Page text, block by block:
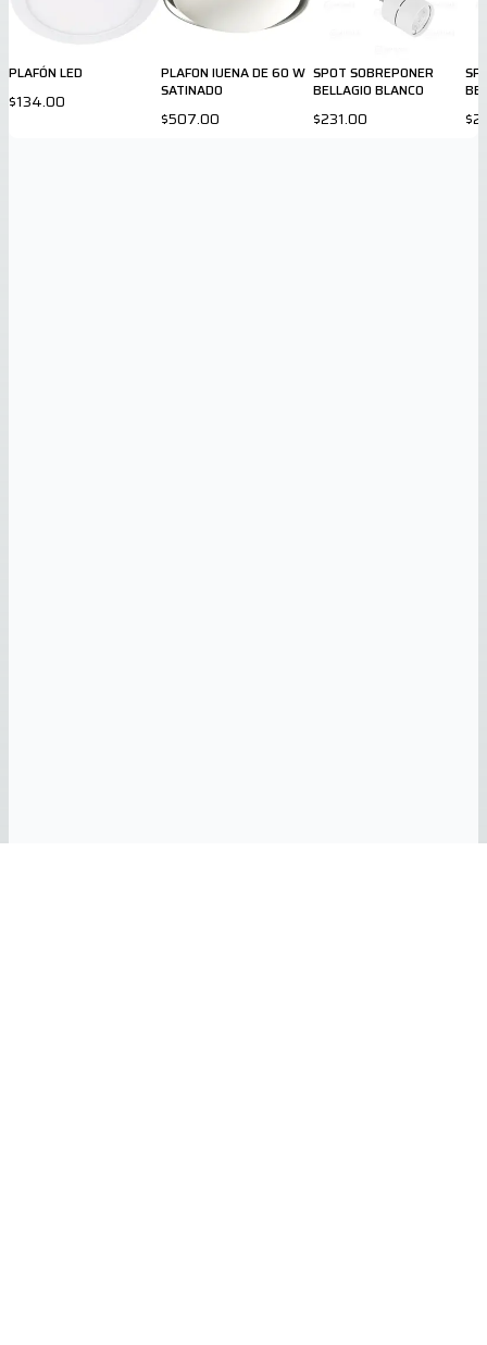
PLAFÓN LED
$134.00
PLAFON IUENA DE 60 W
SATINADO
$507.00
SPOT SOBREPONER
BELLAGIO BLANCO
$231.00